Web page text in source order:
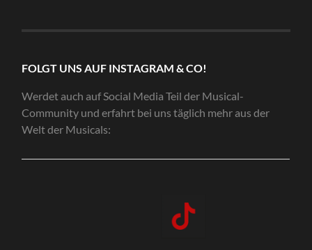
FOLGT UNS AUF INSTAGRAM & CO!
Werdet auch auf Social Media Teil der Musical-
Community und erfahrt bei uns täglich mehr aus der
Welt der Musicals: